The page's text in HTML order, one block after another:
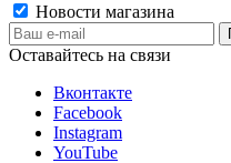
Новости магазина
Оставайтесь на связи
Вконтакте
Facebook
Instagram
YouTube